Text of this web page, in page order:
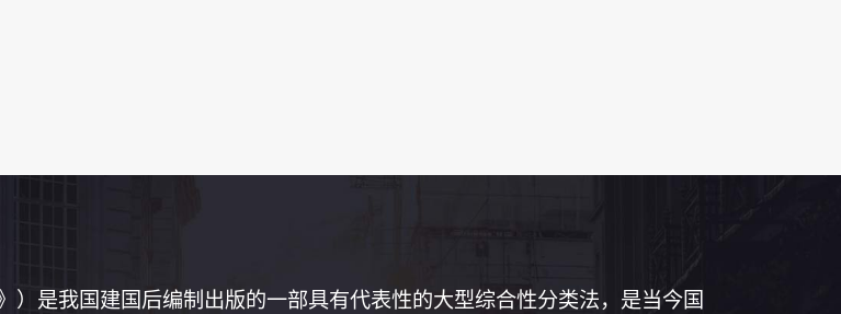
）是我国建国后编制出版的一部具有代表性的大型综合性分类法，是当今国